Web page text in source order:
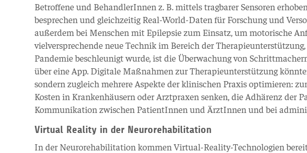
Betroffene und BehandlerInnen z. B. mittels tragbarer Sensoren
besprechen und gleichzeitig Real-World-Daten für Forschung und
außerdem bei Menschen mit Epilepsie zum Einsatz, um motorische
vielversprechende neue Technik im Bereich der
Pandemie beschleunigt wurde, ist die Überwachung von
über eine App. Digitale Maßnahmen zur Therapieunterstützung
sondern zugleich mehrere Aspekte der klinischen Praxis optimieren:
Kosten in Krankenhäusern oder Arztpraxen senken, die Adhärenz der
Kommunikation zwischen PatientInnen und ÄrztInnen und bei
Virtual Reality in der Neurorehabilitation
In der Neurorehabilitation kommen Virtual-Reality-Technologien